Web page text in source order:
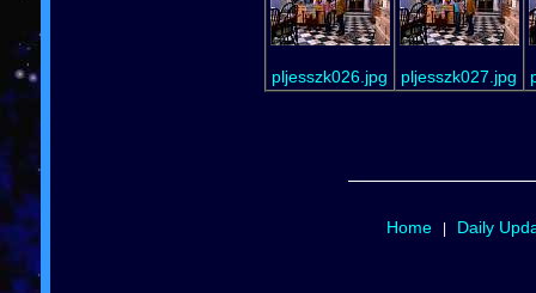
pljesszk026.jpg pljesszk027.jpg
Home Daily